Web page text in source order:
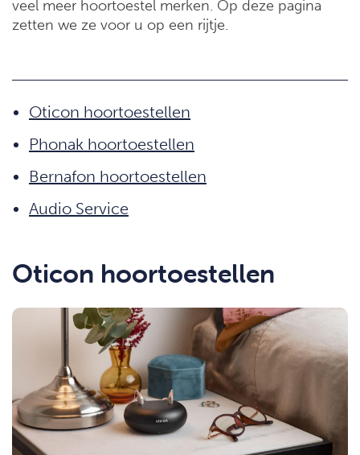
veel meer hoortoestel merken. Op deze pagina
zetten we ze voor u op een rijtje.
Oticon hoortoestellen
Phonak hoortoestellen
Bernafon hoortoestellen
Audio Service
Oticon hoortoestellen